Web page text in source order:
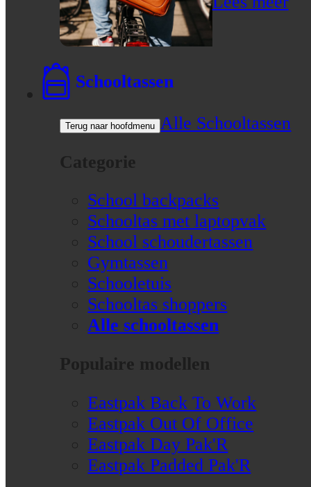
Schooltassen
Terug naar hoofdmenu Alle Schooltassen
Categorie
School backpacks
Schooltas met laptopvak
School schoudertassen
Gymtassen
Schooletuis
Schooltas shoppers
Alle schooltassen
Populaire modellen
Eastpak Back To Work
Eastpak Out Of Office
Eastpak Day Pak'R
Eastpak Padded Pak'R